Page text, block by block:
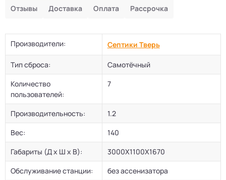
Отзывы Доставка Оплата Рассрочка
Производители: Септики Тверь
Тип сброса:
Самотёчный
Количество
пользователей:
7
Производительность:
1.2
Вес:
140
Габариты (Д х Ш х В):
3000Х1100Х1670
Обслуживание станции:
без ассенизатора